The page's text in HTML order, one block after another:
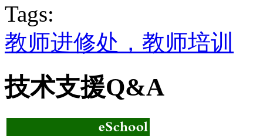
Tags:
教师进修处，教师培训
技术支援Q&A